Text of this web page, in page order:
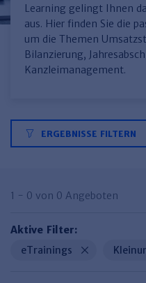
Personalmanagement und
Organisation
Personalentwicklung und
Talentmanagement
Entgeltabrechnung
Steuerkanzlei und Gebühren
Software und Tools
Familien- und Erbrecht
Miet- und WE-Recht
Rechtsanwaltskanzlei und
Sozialrecht
Insolvenzrecht
Miet- und
WEG-Verwaltung
Finden Sie Ihr Thema
TV-L
SGB & Sozialwesen
Arbeitsschutz & BGM
Betriebliches
Gesundheitsmanagement
Zurück
Haufe Personal Office
Learning gelingt Ihnen
aus. Hier finden Sie die
um die Themen
Bilanzierung,
Kanzleimanagement.
ERGEBNISSE FILTERN
1 - 0 von 0 Angeboten
Aktive Filter:
eTrainings